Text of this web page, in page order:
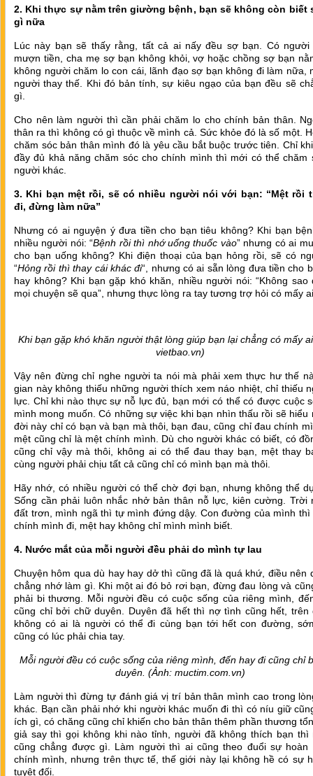
2. Khi thực sự nằm trên giường bệnh, bạn sẽ không còn biết
gì nữa
Lúc này bạn sẽ thấy rằng, tất cả ai nấy đều sợ bạn. Có người
mượn tiền, cha mẹ sợ bạn không khỏi, vợ hoặc chồng sợ bạn
không người chăm lo con cái, lãnh đạo sợ bạn không đi làm nữa,
người thay thế. Khi đó bản tính, sự kiêu ngạo của bạn đều sẽ
gì.
Cho nên làm người thì cần phải chăm lo cho chính bản thân.
thân ra thì không có gì thuộc về mình cả. Sức khỏe đó là số một.
chăm sóc bản thân mình đó là yêu cầu bắt buộc trước tiên. Chỉ
đầy đủ khả năng chăm sóc cho chính mình thì mới có thể chăm
người khác.
3. Khi bạn mệt rồi, sẽ có nhiều người nói với bạn: “Mệt rồi
đi, đừng làm nữa”
Nhưng có ai nguyện ý đưa tiền cho bạn tiêu không? Khi bạn
nhiều người nói: “Bệnh rồi thì nhớ uống thuốc vào” nhưng có ai
cho bạn uống không? Khi điện thoại của bạn hỏng rồi, sẽ có
“Hỏng rồi thì thay cái khác đi“, nhưng có ai sẵn lòng đưa tiền cho
hay không? Khi bạn gặp khó khăn, nhiều người nói: “Không sao
mọi chuyện sẽ qua”, nhưng thực lòng ra tay tương trợ hỏi có mấy
Khi bạn gặp khó khăn người thật lòng giúp bạn lại chẳng có mấy
vietbao.vn)
Vậy nên đừng chỉ nghe người ta nói mà phải xem thực hư thế
gian này không thiếu những người thích xem náo nhiệt, chỉ thiếu
lực. Chỉ khi nào thực sự nỗ lực đủ, bạn mới có thể có được cuộc
mình mong muốn. Có những sự việc khi bạn nhìn thấu rồi sẽ hiểu
đời này chỉ có bạn và bạn mà thôi, bạn đau, cũng chỉ đau chính
mệt cũng chỉ là mệt chính mình. Dù cho người khác có biết, có
cũng chỉ vậy mà thôi, không ai có thể đau thay bạn, mệt thay
cùng người phải chịu tất cả cũng chỉ có mình bạn mà thôi.
Hãy nhớ, có nhiều người có thể chờ đợi bạn, nhưng không thể
Sống cần phải luôn nhắc nhở bản thân nỗ lực, kiên cường. Trời
đất trơn, mình ngã thì tự mình đứng dậy. Con đường của mình thì
chính mình đi, mệt hay không chỉ mình mình biết.
4. Nước mắt của mỗi người đều phải do mình tự lau
Chuyện hôm qua dù hay hay dở thì cũng đã là quá khứ, điều nên
chẳng nhớ làm gì. Khi một ai đó bỏ rơi bạn, đừng đau lòng và
phải bi thương. Mỗi người đều có cuộc sống của riêng mình,
cũng chỉ bởi chữ duyên. Duyên đã hết thì nợ tình cũng hết, trên
không có ai là người có thể đi cùng bạn tới hết con đường,
cũng có lúc phải chia tay.
Mỗi người đều có cuộc sống của riêng mình, đến hay đi cũng chỉ
duyên. (Ảnh: muctim.com.vn)
Làm người thì đừng tự đánh giá vị trí bản thân mình cao trong
khác. Bạn cần phải nhớ khi người khác muốn đi thì có níu giữ
ích gì, có chăng cũng chỉ khiến cho bản thân thêm phần thương
giả say thì gọi không khi nào tỉnh, người đã không thích bạn thì
cũng chẳng được gì. Làm người thì ai cũng theo đuổi sự hoàn
chính mình, nhưng trên thực tế, thế giới này lại không hề có sự
tuyệt đối.